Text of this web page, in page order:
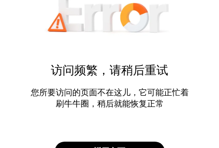
访问频繁，请稍后重试
您所要访问的页面不在这儿，它可能正忙着
刷牛牛圈，稍后就能恢复正常